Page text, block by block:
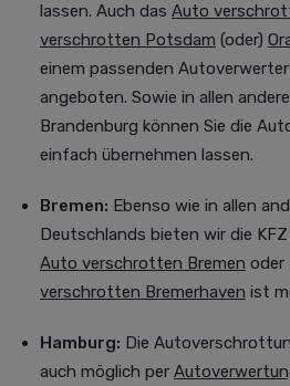
lassen. Auch das Auto
verschrotten Potsdam (oder)
einem passenden Autoverwerter
angeboten. Sowie in allen
Brandenburg können Sie die
einfach übernehmen lassen.
Bremen: Ebenso wie in allen
Deutschlands bieten wir die
Auto verschrotten Bremen oder
verschrotten Bremerhaven ist
Hamburg: Die
auch möglich per